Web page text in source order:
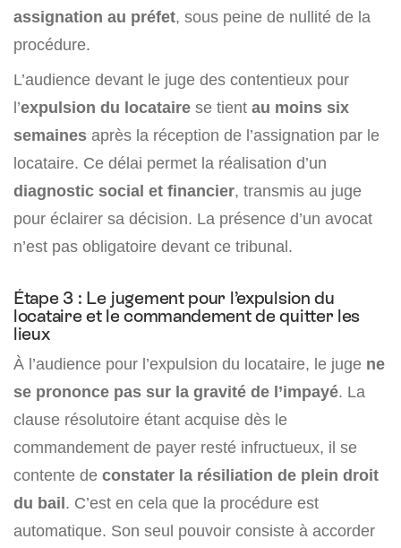
assignation au préfet, sous peine de nullité de la
procédure.
L’audience devant le juge des contentieux pour
l’expulsion du locataire se tient au moins six
semaines après la réception de l’assignation par le
locataire. Ce délai permet la réalisation d’un
diagnostic social et financier, transmis au juge
pour éclairer sa décision. La présence d’un avocat
n’est pas obligatoire devant ce tribunal.
Étape 3 : Le jugement pour l’expulsion du
locataire et le commandement de quitter les
lieux
À l’audience pour l’expulsion du locataire, le juge ne
se prononce pas sur la gravité de l’impayé. La
clause résolutoire étant acquise dès le
commandement de payer resté infructueux, il se
contente de constater la résiliation de plein droit
du bail. C’est en cela que la procédure est
automatique. Son seul pouvoir consiste à accorder